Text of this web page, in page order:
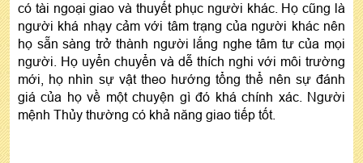
có tài ngoại giao và thuyết phục người khác. Họ cũng là
người khá nhạy cảm với tâm trạng của người khác nên
họ sẵn sàng trở thành người lắng nghe tâm tư của mọi
người. Họ uyển chuyển và dễ thích nghi với môi trường
mới, họ nhìn sự vật theo hướng tổng thể nên sự đánh
giá của họ về một chuyện gì đó khá chính xác. Người
mệnh Thủy thường có khả năng giao tiếp tốt.